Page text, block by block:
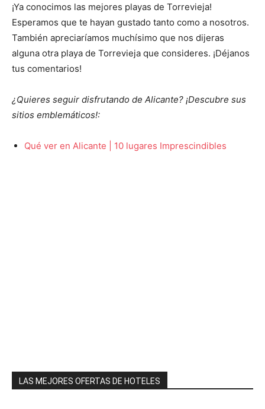
¡Ya conocimos las mejores playas de Torrevieja!
Esperamos que te hayan gustado tanto como a nosotros.
También apreciaríamos muchísimo que nos dijeras
alguna otra playa de Torrevieja que consideres. ¡Déjanos
tus comentarios!
¿Quieres seguir disfrutando de Alicante? ¡Descubre sus
sitios emblemáticos!:
Qué ver en Alicante | 10 lugares Imprescindibles
LAS MEJORES OFERTAS DE HOTELES